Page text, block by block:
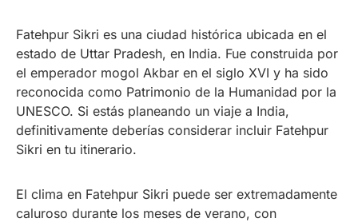
Fatehpur Sikri es una ciudad histórica ubicada en el
estado de Uttar Pradesh, en India. Fue construida por
el emperador mogol Akbar en el siglo XVI y ha sido
reconocida como Patrimonio de la Humanidad por la
UNESCO. Si estás planeando un viaje a India,
definitivamente deberías considerar incluir Fatehpur
Sikri en tu itinerario.
El clima en Fatehpur Sikri puede ser extremadamente
caluroso durante los meses de verano, con